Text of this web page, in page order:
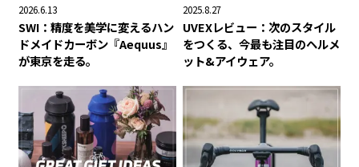
2026.6.13
SWI：精度を美学に変えるハン
ドメイドカーボン『Aequus』
が東京を走る。
2025.8.27
UVEXレビュー：次のスタイル
をつくる、今最も注目のヘルメ
ット&アイウェア。